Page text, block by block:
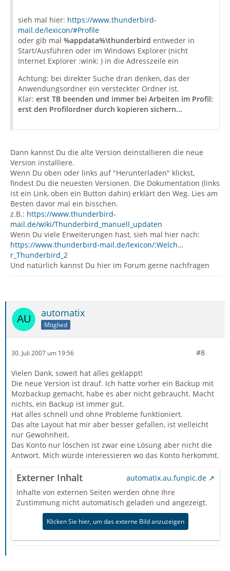
sieh mal hier: https://www.thunderbird-
mail.de/lexicon/#Profile
oder gib mal %appdata%\thunderbird entweder in
Start/Ausführen oder im Windows Explorer (nicht
Internet Explorer :wink: ) in die Adresszeile ein
Achtung: bei direkter Suche dran denken, das der
Anwendungsordner ein versteckter Ordner ist.
Klar: erst TB beenden und immer bei Arbeiten im Profil:
erst den Profilordner durch kopieren sichern...
Dann kannst Du die alte Version deinstallieren die neue
Version installiere.
Wenn Du oben oder links auf "Herunterladen" klickst,
findest Du die neuesten Versionen. Die Dokumentation (links
ist ein Link, oben ein Button dahin) erklärt den Weg. Lies am
Besten davor mal ein bisschen.
z.B.: https://www.thunderbird-
mail.de/wiki/Thunderbird_manuell_updaten
Wenn Du viele Erweiterungen hast, sieh mal hier nach:
https://www.thunderbird-mail.de/lexicon/:Welch…
r_Thunderbird_2
Und natürlich kannst Du hier im Forum gerne nachfragen
automatix
Mitglied
30. Juli 2007 um 19:56 #8
Vielen Dank, soweit hat alles geklappt!
Die neue Version ist drauf. Ich hatte vorher ein Backup mit
Mozbackup gemacht, habe es aber nicht gebraucht. Macht
nichts, ein Backup ist immer gut.
Hat alles schnell und ohne Probleme funktioniert.
Das alte Layout hat mir aber besser gefallen, ist vielleicht
nur Gewohnheit.
Das Konto nur löschen ist zwar eine Lösung aber nicht die
Antwort. Mich würde interessieren wo das Konto herkommt.
Externer Inhalt
automatix.au.funpic.de
Inhalte von externen Seiten werden ohne Ihre
Zustimmung nicht automatisch geladen und angezeigt.
Klicken Sie hier, um das externe Bild anzuzeigen